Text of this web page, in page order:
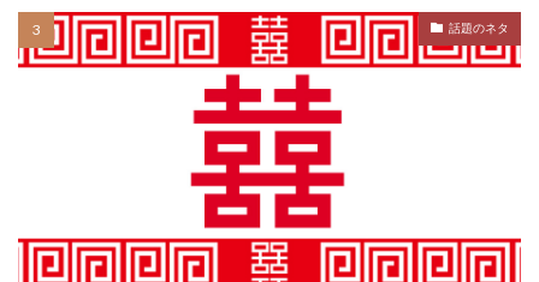
話題のネタ